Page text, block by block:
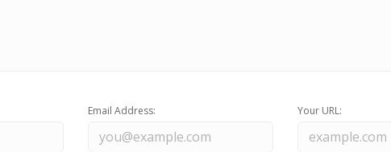
Email Address: Your URL: